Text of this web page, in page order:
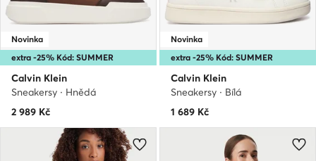
extra -25% Kód: SUMMER
Novinka
Calvin Klein
Sneakersy · Hnědá
2 989 Kč
extra -25% Kód: SUMMER
Novinka
Calvin Klein
Sneakersy · Bílá
1 689 Kč